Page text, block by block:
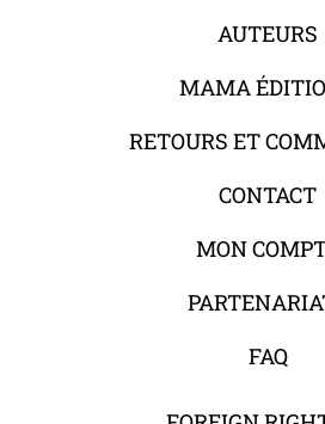
AUTEURS
MAMA
RETOURS ET
CONTACT
MON
FAQ